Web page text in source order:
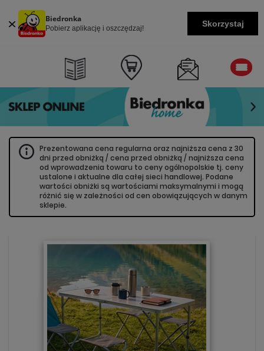
Biedronka
Pobierz aplikację i oszczędzaj! Skorzystaj
Prezentowana cena regularna oraz najniższa cena z 30
dni przed obniżką / cena przed obniżką / najniższa cena
od wprowadzenia towaru to ceny ogólnopolskie tj. ceny
ustalone i aktualne dla całej sieci handlowej. Podane
wartości obniżki są wartościami maksymalnymi i mogą
różnić się w zależności od cen obowiązujących w danym
sklepie.